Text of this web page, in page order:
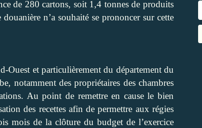
de 280 cartons, soit 1,4 tonnes de produits
n’a souhaité se prononcer sur cette
Ouest et particulièrement du département du
notamment des propriétaires des chambres
Au point de remettre en cause le bien
des recettes afin de permettre aux régies
mois de la clôture du budget de l’exercice